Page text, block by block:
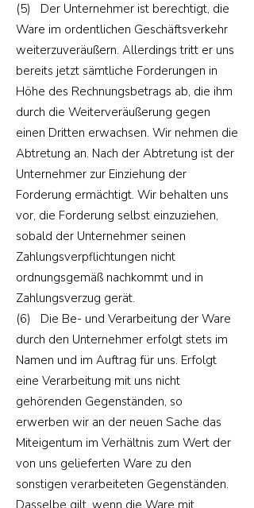
(5) Der Unternehmer ist berechtigt, die
Ware im ordentlichen Geschäftsverkehr
weiterzuveräußern. Allerdings tritt er uns
bereits jetzt sämtliche Forderungen in
Höhe des Rechnungsbetrags ab, die ihm
durch die Weiterveräußerung gegen
einen Dritten erwachsen. Wir nehmen die
Abtretung an. Nach der Abtretung ist der
Unternehmer zur Einziehung der
Forderung ermächtigt. Wir behalten uns
vor, die Forderung selbst einzuziehen,
sobald der Unternehmer seinen
Zahlungsverpflichtungen nicht
ordnungsgemäß nachkommt und in
Zahlungsverzug gerät.
(6) Die Be- und Verarbeitung der Ware
durch den Unternehmer erfolgt stets im
Namen und im Auftrag für uns. Erfolgt
eine Verarbeitung mit uns nicht
gehörenden Gegenständen, so
erwerben wir an der neuen Sache das
Miteigentum im Verhältnis zum Wert der
von uns gelieferten Ware zu den
sonstigen verarbeiteten Gegenständen.
Dasselbe gilt, wenn die Ware mit